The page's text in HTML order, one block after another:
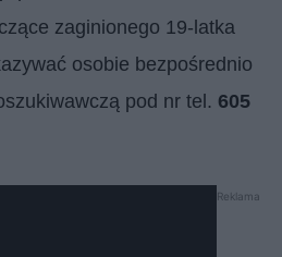
zaginionego 19-latka
osobie bezpośrednio
pod nr tel. 605
Reklama